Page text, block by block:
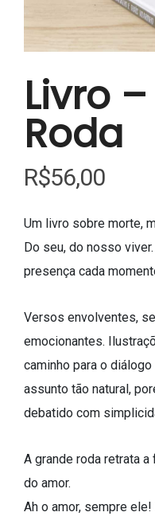
Livro
Roda
R$56,00
Um livro sobre morte,
Do seu, do nosso
presença cada
Versos envolventes,
emocionantes.
caminho para o
assunto tão natural,
debatido com
A grande roda retrata
do amor.
Ah o amor, sempre